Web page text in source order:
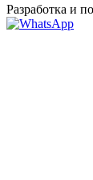
Разработка и